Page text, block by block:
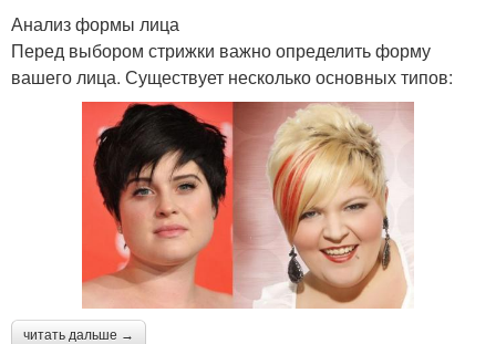
Анализ формы лица
Перед выбором стрижки важно определить форму
вашего лица. Существует несколько основных типов:
читать дальше →